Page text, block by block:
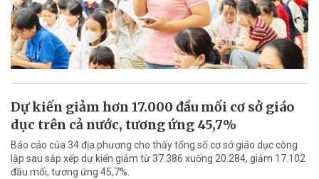
Dự kiến giảm hơn 17.000 đầu mối cơ sở giáo
dục trên cả nước, tương ứng 45,7%
Báo cáo của 34 địa phương cho thấy tổng số cơ sở giáo dục công
lập sau sắp xếp dự kiến giảm từ 37.386 xuống 20.284, giảm 17.102
đầu mối, tương ứng 45,7%.